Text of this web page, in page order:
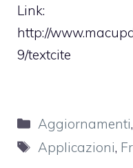
Link:
http://
9/textcite
Categorie
Aggiornamenti,
Tag
Applicazioni,